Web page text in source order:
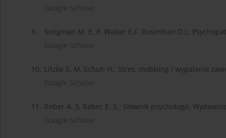
Google Scholar
9.
Seligman M. E. P, Walter E.F. Rosenhan D.L:
Google Scholar
10. Litzke S. M, Schuh H.: Stres, mobbing i wypalenie
Google Scholar
11. Reber A. S, Reber E. S.: Słownik psychologii.
Google Scholar